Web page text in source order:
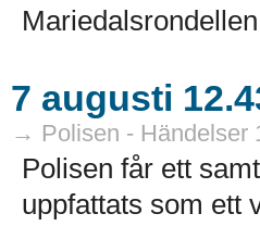
7 augusti
→ Polisen - Händelser
Polisen får ett
uppfattats som ett